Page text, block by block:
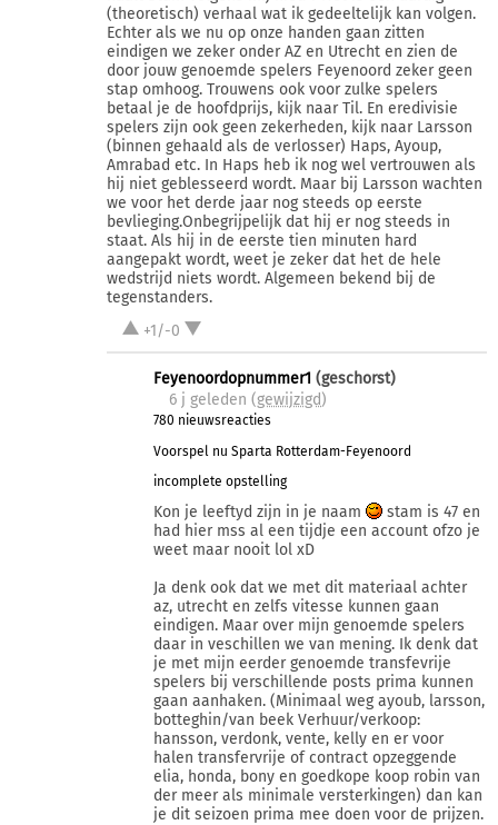
(theoretisch) verhaal wat ik gedeeltelijk kan volgen.
Echter als we nu op onze handen gaan zitten
eindigen we zeker onder AZ en Utrecht en zien de
door jouw genoemde spelers Feyenoord zeker geen
stap omhoog. Trouwens ook voor zulke spelers
betaal je de hoofdprijs, kijk naar Til. En eredivisie
spelers zijn ook geen zekerheden, kijk naar Larsson
(binnen gehaald als de verlosser) Haps, Ayoup,
Amrabad etc. In Haps heb ik nog wel vertrouwen als
hij niet geblesseerd wordt. Maar bij Larsson wachten
we voor het derde jaar nog steeds op eerste
bevlieging.Onbegrijpelijk dat hij er nog steeds in
staat. Als hij in de eerste tien minuten hard
aangepakt wordt, weet je zeker dat het de hele
wedstrijd niets wordt. Algemeen bekend bij de
tegenstanders.
+1/-0
Feyenoordopnummer1 (geschorst)
6 j geleden (gewijzigd)
780 nieuwsreacties
Voorspel nu Sparta Rotterdam-Feyenoord
incomplete opstelling
Kon je leeftyd zijn in je naam
stam is 47 en
had hier mss al een tijdje een account ofzo je
weet maar nooit lol xD
Ja denk ook dat we met dit materiaal achter
az, utrecht en zelfs vitesse kunnen gaan
eindigen. Maar over mijn genoemde spelers
daar in veschillen we van mening. Ik denk dat
je met mijn eerder genoemde transfevrije
spelers bij verschillende posts prima kunnen
gaan aanhaken. (Minimaal weg ayoub, larsson,
botteghin/van beek Verhuur/verkoop:
hansson, verdonk, vente, kelly en er voor
halen transfervrije of contract opzeggende
elia, honda, bony en goedkope koop robin van
der meer als minimale versterkingen) dan kan
je dit seizoen prima mee doen voor de prijzen.